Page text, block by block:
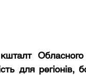
Обласного
для регіонів,